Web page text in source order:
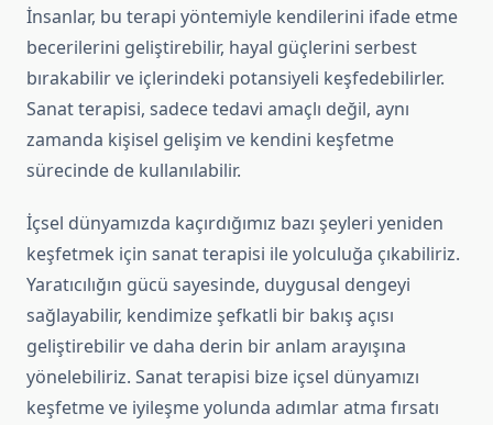
İnsanlar, bu terapi yöntemiyle kendilerini ifade etme
becerilerini geliştirebilir, hayal güçlerini serbest
bırakabilir ve içlerindeki potansiyeli keşfedebilirler.
Sanat terapisi, sadece tedavi amaçlı değil, aynı
zamanda kişisel gelişim ve kendini keşfetme
sürecinde de kullanılabilir.
İçsel dünyamızda kaçırdığımız bazı şeyleri yeniden
keşfetmek için sanat terapisi ile yolculuğa çıkabiliriz.
Yaratıcılığın gücü sayesinde, duygusal dengeyi
sağlayabilir, kendimize şefkatli bir bakış açısı
geliştirebilir ve daha derin bir anlam arayışına
yönelebiliriz. Sanat terapisi bize içsel dünyamızı
keşfetme ve iyileşme yolunda adımlar atma fırsatı